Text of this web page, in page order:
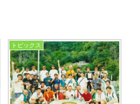
トピックス